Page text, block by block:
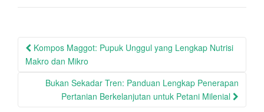
Post
navigation
Kompos Maggot: Pupuk Unggul yang Lengkap Nutrisi
Makro dan Mikro
Bukan Sekadar Tren: Panduan Lengkap Penerapan
Pertanian Berkelanjutan untuk Petani Milenial